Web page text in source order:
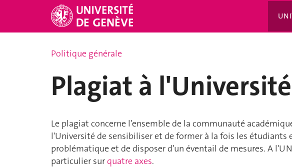
Politique générale
Plagiat à l'Université
Le plagiat concerne l’ensemble de la communauté
l'Université de sensibiliser et de former à la fois les étudiants
problématique et de disposer d’un éventail de mesures. A
particulier sur quatre axes.